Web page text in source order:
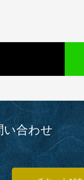
い合わせ